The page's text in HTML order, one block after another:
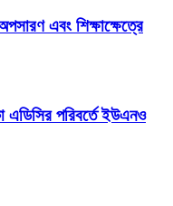
এবং শিক্ষাক্ষেত্রে
এডিসির পরিবর্তে ইউএনও